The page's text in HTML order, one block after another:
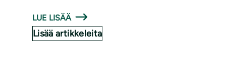
LUE LISÄÄ
Lisää artikkeleita